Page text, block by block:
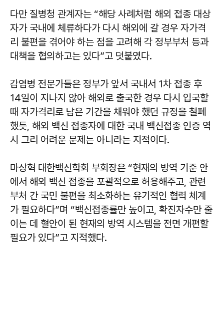
다만 질병청 관계자는 “해당 사례처럼 해외 접종 대상
자가 국내에 체류하다가 다시 해외에 갈 경우 자가격
리 불편을 겪어야 하는 점을 고려해 각 정부부처 등과
대책을 협의하고는 있다”고 덧붙였다.
감염병 전문가들은 정부가 앞서 국내서 1차 접종 후
14일이 지나지 않아 해외로 출국한 경우 다시 입국할
때 자가격리로 남은 기간을 채워야 했던 규정을 철폐
했듯, 해외 백신 접종자에 대한 국내 백신접종 인증 역
시 그리 어려운 문제는 아니라는 지적이다.
마상혁 대한백신학회 부회장은 “현재의 방역 기준 안
에서 해외 백신 접종을 포괄적으로 허용해주고, 관련
부처 간 국민 불편을 최소화하는 유기적인 협력 체계
가 필요하다”며 “백신접종률만 높이고, 확진자수만 줄
이는 데 혈안이 된 현재의 방역 시스템을 전면 개편할
필요가 있다”고 지적했다.